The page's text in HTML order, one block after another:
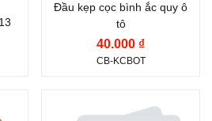
Đầu kẹp cọc bình ắc quy ô
tô
40.000 ₫
CB-KCBOT